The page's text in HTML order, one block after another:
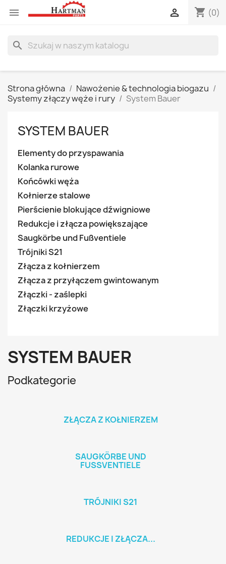
 shopping_cart (0)

search
Strona główna
Nawożenie & technologia biogazu
Systemy złączy węże i rury
System Bauer
SYSTEM BAUER
Elementy do przyspawania
Kolanka rurowe
Końcówki węża
Kołnierze stalowe
Pierścienie blokujące dźwigniowe
Redukcje i złącza powiększające
Saugkörbe und Fußventiele
Trójniki S21
Złącza z kołnierzem
Złącza z przyłączem gwintowanym
Złączki - zaślepki
Złączki krzyżowe
SYSTEM BAUER
Podkategorie
ZŁĄCZA Z KOŁNIERZEM
SAUGKÖRBE UND
FUSSVENTIELE
TRÓJNIKI S21
REDUKCJE I ZŁĄCZA...